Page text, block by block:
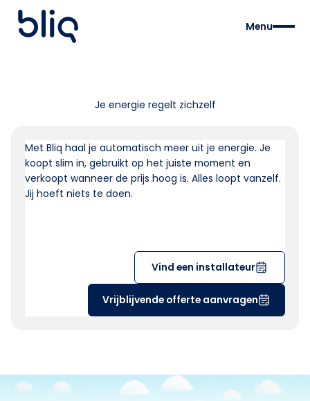
Menu
Je energie regelt zichzelf
Met Bliq haal je automatisch meer uit je energie. Je
koopt slim in, gebruikt op het juiste moment en
verkoopt wanneer de prijs hoog is. Alles loopt vanzelf.
Jij hoeft niets te doen.
Vind een installateur
Vrijblijvende offerte aanvragen